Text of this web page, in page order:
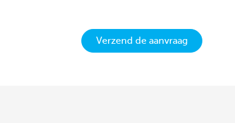
Verzend de aanvraag